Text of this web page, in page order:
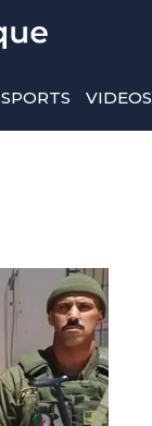
SPORTS VIDEOS